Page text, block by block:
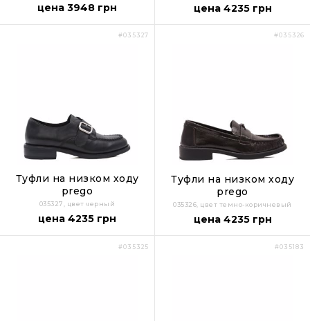
цена 3948 грн цена 4235 грн
#035327
Туфли на низком ходу
prego
035327, цвет черный
цена 4235 грн
#035326
Туфли на низком ходу
prego
035326, цвет темно-коричневый
цена 4235 грн
#035325 #035183